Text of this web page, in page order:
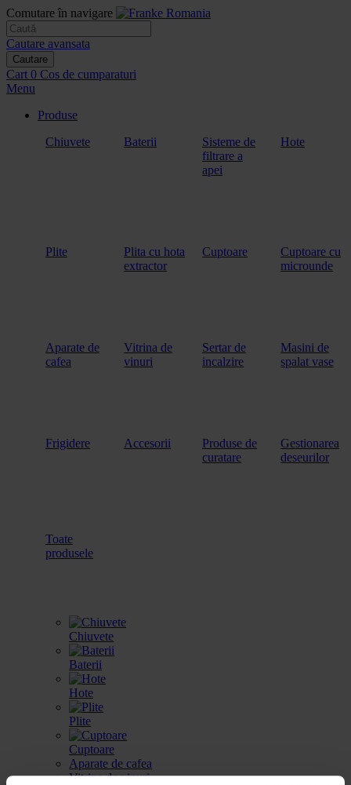
Comutare în navigare
Cautare avansata
Cautare
Cart 0 Cos de cumparaturi
Menu
Produse
Chiuvete
Baterii
Sisteme de
filtrare a
apei
Hote
Plite
Plita cu hota
extractor
Cuptoare
Cuptoare cu
microunde
Aparate de
cafea
Vitrina de
vinuri
Sertar de
incalzire
Masini de
spalat vase
Frigidere Accesorii
Produse de
curatare
Gestionarea
deseurilor
Toate
produsele
Chiuvete
Baterii
Hote
Plite
Cuptoare
Aparate de cafea
Vitrina de vinuri